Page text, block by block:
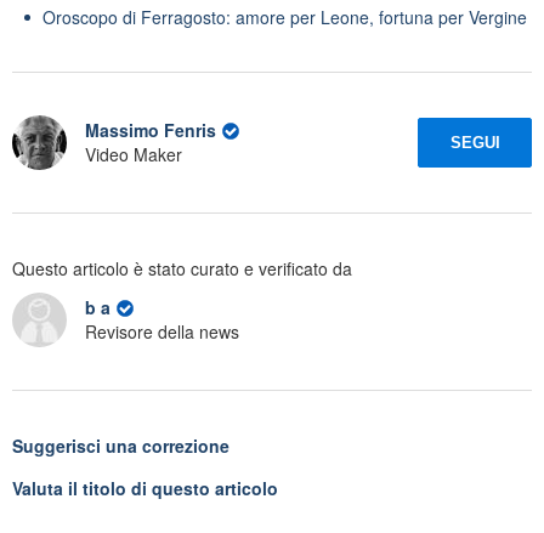
Oroscopo di Ferragosto: amore per Leone, fortuna per Vergine
Massimo Fenris
Video Maker
SEGUI
Questo articolo è stato curato e verificato da
b a
Revisore della news
Suggerisci una correzione
Valuta il titolo di questo articolo